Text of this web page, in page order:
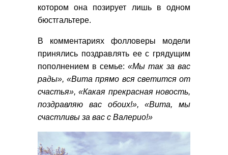
котором она позирует лишь в одном
бюстгальтере.
В комментариях фолловеры модели
принялись поздравлять ее с грядущим
пополнением в семье: «Мы так за вас
рады», «Вита прямо вся светится от
счастья», «Какая прекрасная новость,
поздравляю вас обоих!», «Вита, мы
счастливы за вас с Валерио!»